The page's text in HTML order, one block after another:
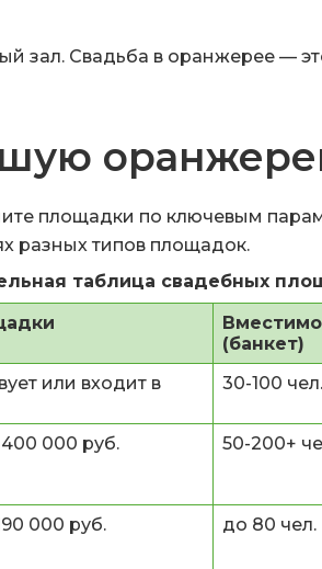
зал. Свадьба в оранжерее —
площадки по ключевым
разных типов площадок.
таблица свадебных
(банкет)
или входит в
30-100 чел.
000 руб. 50-200+
000 руб. до 80 чел.